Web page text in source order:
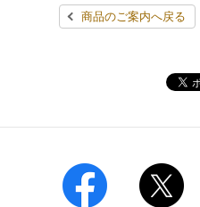
行政サービス
学び・教育
オンラインフォトサービス
コインランドリー（店舗限定）
自転車シェアリング（店舗限定）
データで見るセブン‐イレブン
セブン‐イレブンの「商品力」
セブン-イレブンの横顔
セブン-イレブンの歴史
報告書ライブラリー
한국어(서비스)
商品のご案内へ戻る